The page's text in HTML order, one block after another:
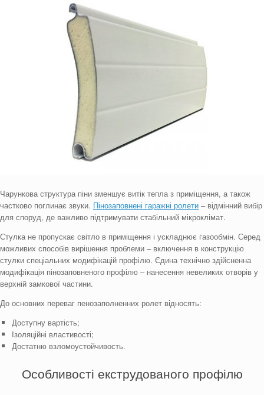
Чарункова структура піни зменшує витік тепла з приміщення, а також
частково поглинає звуки. Пінозаповнені гаражні ролети – відмінний вибір
для споруд, де важливо підтримувати стабільний мікроклімат.
Стулка не пропускає світло в приміщення і ускладнює газообмін. Серед
можливих способів вирішення проблеми – включення в конструкцію
стулки спеціальних модифікацій профілю. Єдина технічно здійсненна
модифікація пінозаповненого профілю – нанесення невеликих отворів у
верхній замкової частини.
До основних переваг пенозаполненних ролет відносять:
Доступну вартість;
Ізоляційні властивості;
Достатню взломоустойчивость.
Особливості екструдованого профілю